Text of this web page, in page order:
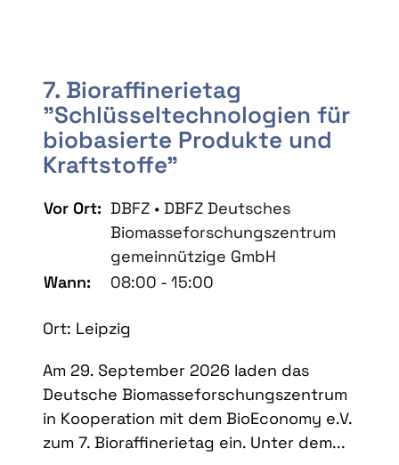
7. Bioraffinerietag
"Schlüsseltechnologien für
biobasierte Produkte und
Kraftstoffe"
Vor Ort: DBFZ • DBFZ Deutsches
Biomasseforschungszentrum
gemeinnützige GmbH
Wann:
08:00 - 15:00
Ort: Leipzig
Am 29. September 2026 laden das
Deutsche Biomasseforschungszentrum
in Kooperation mit dem BioEconomy e.V.
zum 7. Bioraffinerietag ein. Unter dem...